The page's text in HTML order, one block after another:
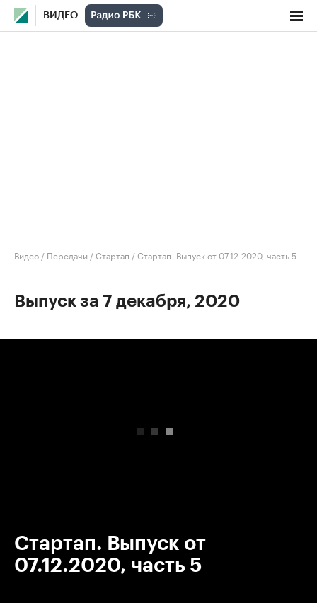
ВИДЕО
Видео / Передачи /Стартап /Стартап. Выпуск от 07.12.2020, часть 5
Выпуск за 7 декабря, 2020
Стартап. Выпуск от
07.12.2020, часть 5